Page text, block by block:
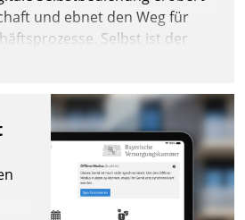
und ebnet den Weg für
Selbst ist der
Serviceanbieter.